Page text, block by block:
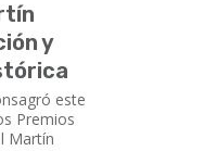
y
este
Premios
Martín